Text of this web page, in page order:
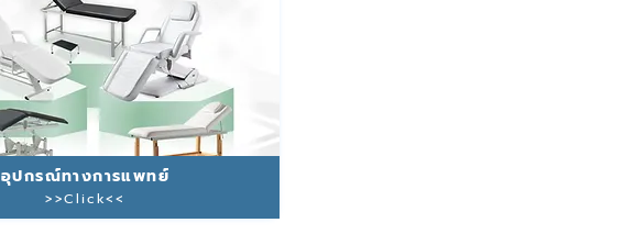
อุปกรณ์ทางการแพทย์
>>Click<<